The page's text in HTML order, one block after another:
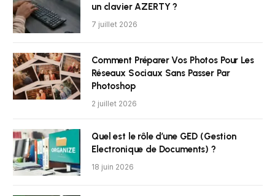
un clavier AZERTY ?
7 juillet 2026
Comment Préparer Vos Photos Pour Les
Réseaux Sociaux Sans Passer Par
Photoshop
2 juillet 2026
Quel est le rôle d’une GED (Gestion
Electronique de Documents) ?
18 juin 2026